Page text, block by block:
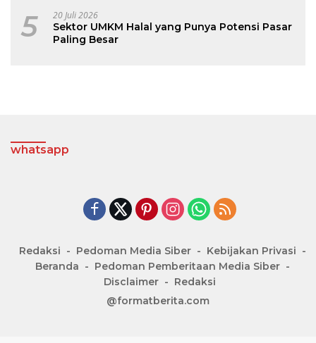
5 20 Juli 2026
Sektor UMKM Halal yang Punya Potensi Pasar
Paling Besar
whatsapp
Redaksi Pedoman Media Siber
Kebijakan Privasi
Beranda
Pedoman Pemberitaan Media Siber
Disclaimer
Redaksi
@formatberita.com